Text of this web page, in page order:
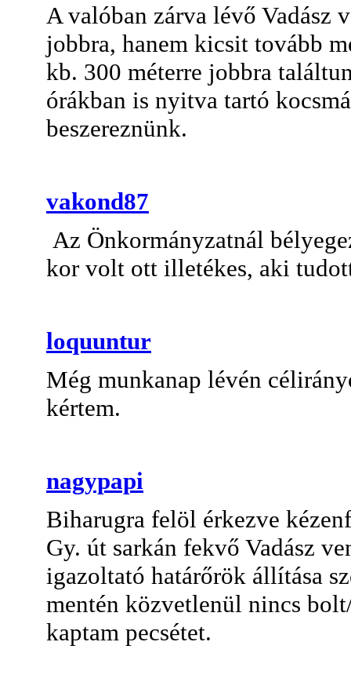
A valóban zárva lévő Vadász
jobbra, hanem kicsit tovább
kb. 300 méterre jobbra
órákban is nyitva tartó
beszereznünk.
vakond87
Az Önkormányzatnál
kor volt ott illetékes, aki
loquuntur
Még munkanap lévén
kértem.
nagypapi
Biharugra felöl érkezve
Gy. út sarkán fekvő Vadász
igazoltató határőrök állítása
mentén közvetlenül nincs
kaptam pecsétet.